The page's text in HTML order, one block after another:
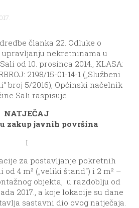
članka 22. Odluke o
nekretninama u
od 10. prosinca 2014., KLASA:
2198/15-01-14-1 („Službeni
broj 5/2016), Općinski načelnik
Sali raspisuje
NATJEČAJ
zakup javnih površina
I
za postavljanje pokretnih
4 m² („veliki štand“) i 2 m² –
objekta, u razdoblju od
2017., a koje lokacije su dane
sastavni dio ovog natječaja.